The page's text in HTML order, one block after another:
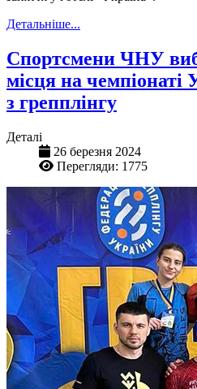
Детальніше...
Спортсмени ЧНУ
місця на чемпіонаті
з грепплінгу
Деталі
26 березня 2024
Перегляди: 1775